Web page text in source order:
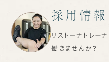
採用情報
リストーナトレー
働きませんか？